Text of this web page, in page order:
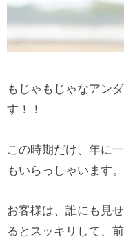
もじゃもじゃなアン
す！！
この時期だけ、年に
もいらっしゃいます。
お客様は、誰にも見
るとスッキリして、